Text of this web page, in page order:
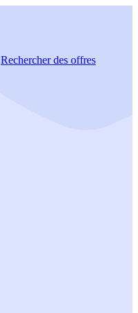
Rechercherdes offres